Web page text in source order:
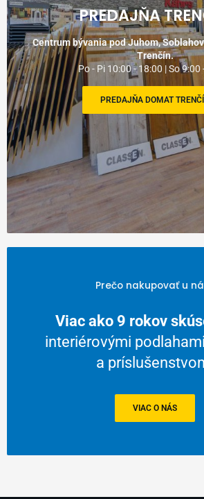
PREDAJŇA
Centrum bývania pod Juhom,
Trenčín.
Po - Pi 10:00 - 18:00 | So 9:00
PREDAJŇA DOMAT
Prečo
Výhodná dopravaaj
tovaru po celom
MOŽNOSTI